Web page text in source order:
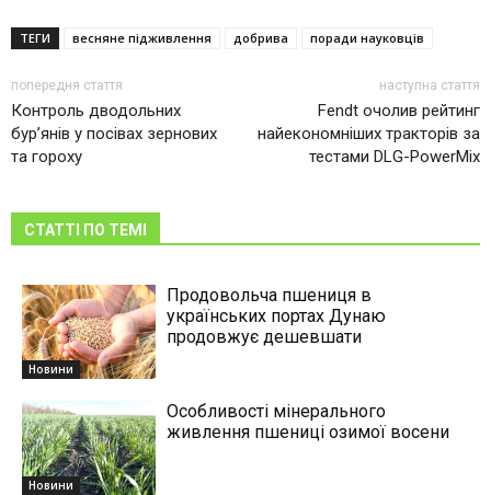
ТЕГИ весняне підживлення добрива поради науковців
попередня стаття
Контроль дводольних
бур’янів у посівах зернових
та гороху
наступна стаття
Fendt очолив рейтинг
найекономніших тракторів за
тестами DLG-PowerMix
СТАТТІ ПО ТЕМІ
Новини
Продовольча пшениця в
українських портах Дунаю
продовжує дешевшати
Новини
Особливості мінерального
живлення пшениці озимої восени